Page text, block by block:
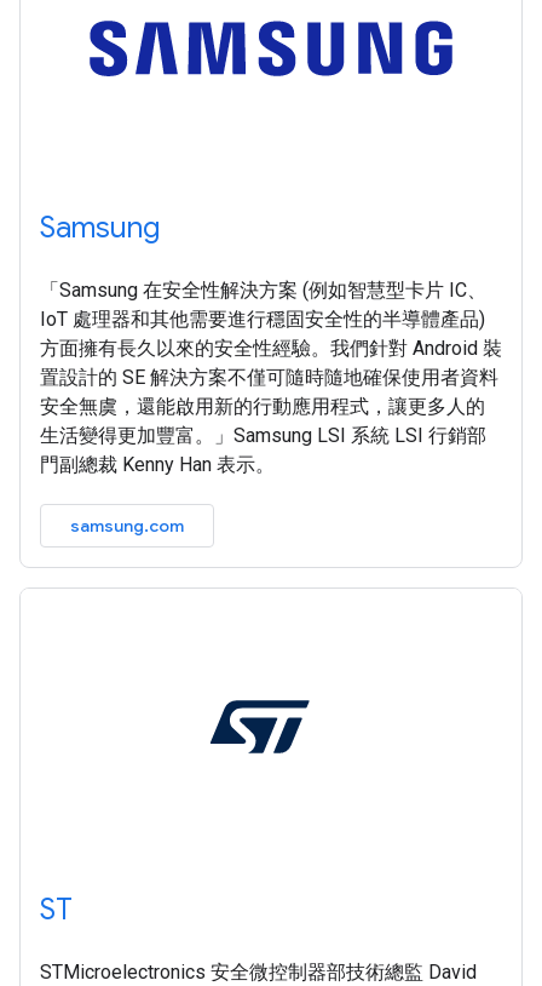
Samsung
「Samsung 在安全性解決方案 (例如智慧型卡片 IC、
IoT 處理器和其他需要進行穩固安全性的半導體產品)
方面擁有長久以來的安全性經驗。我們針對 Android 裝
置設計的 SE 解決方案不僅可隨時隨地確保使用者資料
安全無虞，還能啟用新的行動應用程式，讓更多人的
生活變得更加豐富。」Samsung LSI 系統 LSI 行銷部
門副總裁 Kenny Han 表示。
samsung.com
ST
STMicroelectronics 安全微控制器部技術總監 David